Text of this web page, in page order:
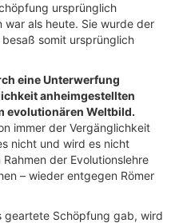
ursprünglich
als heute. Sie wurde der
somit ursprünglich
eine Unterwerfung
anheimgestellten
evolutionären Weltbild.
immer der Vergänglichkeit
nicht und wird es nicht
der Evolutionslehre
– wieder entgegen Römer
geartete Schöpfung gab, wird